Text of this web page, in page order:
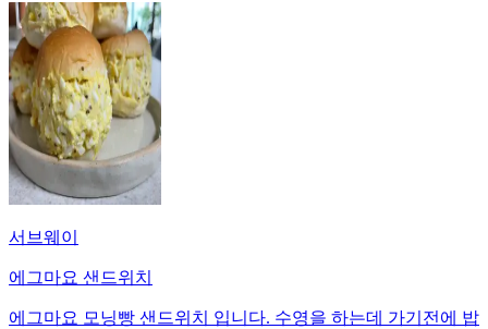
서브웨이
에그마요 샌드위치
에그마요 모닝빵 샌드위치 입니다. 수영을 하는데 가기전에 밥